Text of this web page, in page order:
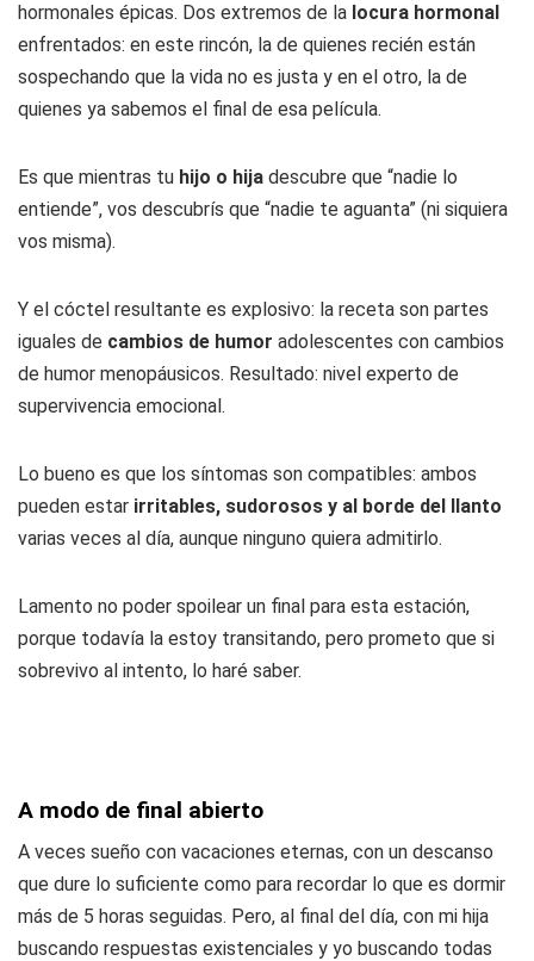
hormonales épicas. Dos extremos de la locura hormonal
enfrentados: en este rincón, la de quienes recién están
sospechando que la vida no es justa y en el otro, la de
quienes ya sabemos el final de esa película.
Es que mientras tu hijo o hija descubre que “nadie lo
entiende”, vos descubrís que “nadie te aguanta” (ni siquiera
vos misma).
Y el cóctel resultante es explosivo: la receta son partes
iguales de cambios de humor adolescentes con cambios
de humor menopáusicos. Resultado: nivel experto de
supervivencia emocional.
Lo bueno es que los síntomas son compatibles: ambos
pueden estar irritables, sudorosos y al borde del llanto
varias veces al día, aunque ninguno quiera admitirlo.
Lamento no poder spoilear un final para esta estación,
porque todavía la estoy transitando, pero prometo que si
sobrevivo al intento, lo haré saber.
A modo de final abierto
A veces sueño con vacaciones eternas, con un descanso
que dure lo suficiente como para recordar lo que es dormir
más de 5 horas seguidas. Pero, al final del día, con mi hija
buscando respuestas existenciales y yo buscando todas